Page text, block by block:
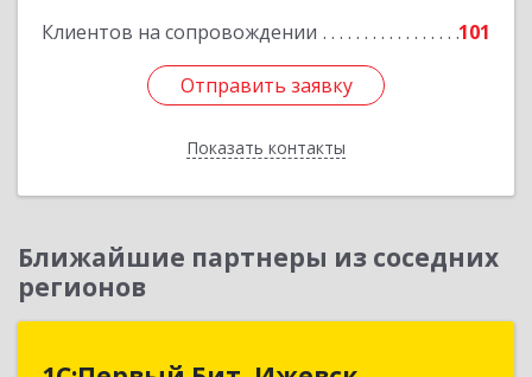
Клиентов на сопровождении 101
Отправить заявку
Показать контакты
Отправить заявку
Назад
Ближайшие партнеры из соседних
регионов
1С:Первый Бит, Ижевск